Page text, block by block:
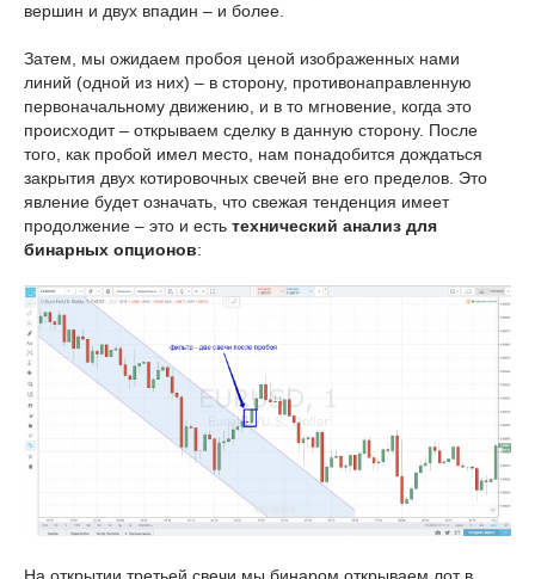
вершин и двух впадин – и более.
Затем, мы ожидаем пробоя ценой изображенных нами
линий (одной из них) – в сторону, противонаправленную
первоначальному движению, и в то мгновение, когда это
происходит – открываем сделку в данную сторону. После
того, как пробой имел место, нам понадобится дождаться
закрытия двух котировочных свечей вне его пределов. Это
явление будет означать, что свежая тенденция имеет
продолжение – это и есть технический анализ для
бинарных опционов:
На открытии третьей свечи мы бинаром открываем лот в